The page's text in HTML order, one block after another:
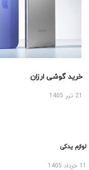
خرید گوشی ارزان
لوازم یدکی